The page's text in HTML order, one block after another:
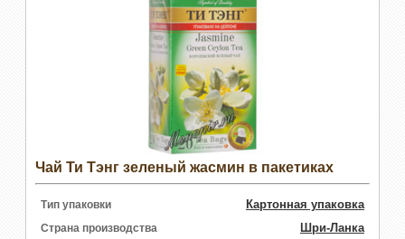
Чай Ти Тэнг зеленый жасмин в пакетиках
Тип упаковки Картонная упаковка
Страна производства Шри-Ланка